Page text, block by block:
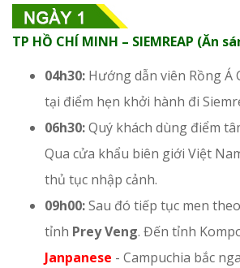
TP HỒ CHÍ MINH – SIEMREAP (Ăn
04h30: Hướng dẫn viên Rồng Á
tại điểm hẹn khởi hành đi
06h30:Quý khách dùng điểm
Qua cửa khẩu biên giới Việt
thủ tục nhập cảnh.
09h00:Sau đó tiếp tục men
tỉnh Prey Veng. Đến tỉnh
Janpanese - Campuchia bắc